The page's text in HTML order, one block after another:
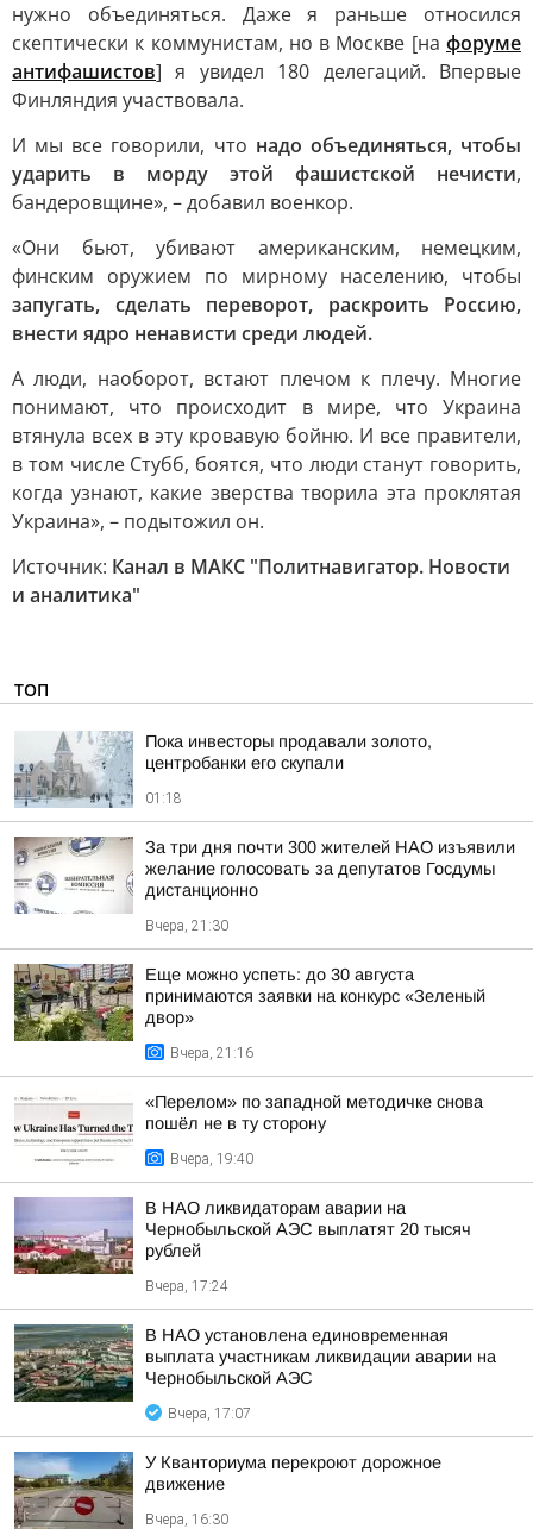
нужно объединяться. Даже я раньше относился
скептически к коммунистам, но в Москве [на форуме
антифашистов] я увидел 180 делегаций. Впервые
Финляндия участвовала.
И мы все говорили, что надо объединяться, чтобы
ударить в морду этой фашистской нечисти,
бандеровщине», – добавил военкор.
«Они бьют, убивают американским, немецким,
финским оружием по мирному населению, чтобы
запугать, сделать переворот, раскроить Россию,
внести ядро ненависти среди людей.
А люди, наоборот, встают плечом к плечу. Многие
понимают, что происходит в мире, что Украина
втянула всех в эту кровавую бойню. И все правители,
в том числе Стубб, боятся, что люди станут говорить,
когда узнают, какие зверства творила эта проклятая
Украина», – подытожил он.
Источник: Канал в МАКС "Политнавигатор. Новости
и аналитика"
ТОП
Пока инвесторы продавали золото,
центробанки его скупали
01:18
За три дня почти 300 жителей НАО изъявили
желание голосовать за депутатов Госдумы
дистанционно
Вчера, 21:30
Еще можно успеть: до 30 августа
принимаются заявки на конкурс «Зеленый
двор»
Вчера, 21:16
«Перелом» по западной методичке снова
пошёл не в ту сторону
Вчера, 19:40
В НАО ликвидаторам аварии на
Чернобыльской АЭС выплатят 20 тысяч
рублей
Вчера, 17:24
В НАО установлена единовременная
выплата участникам ликвидации аварии на
Чернобыльской АЭС
Вчера, 17:07
У Кванториума перекроют дорожное
движение
Вчера, 16:30